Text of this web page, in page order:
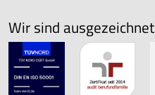
Wir sind ausgezeichnet